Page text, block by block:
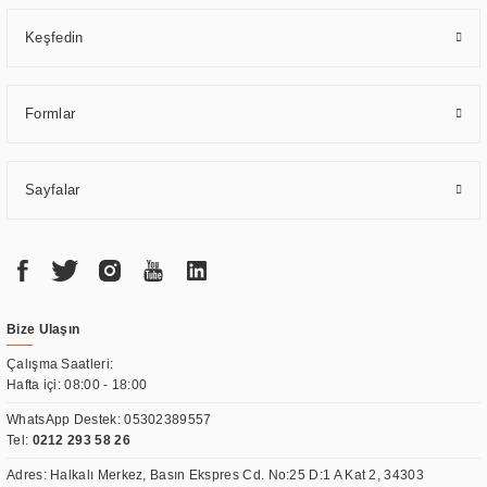
Keşfedin
Formlar
Sayfalar
Bize Ulaşın
Çalışma Saatleri:
Hafta içi: 08:00 - 18:00
WhatsApp Destek:05302389557
Tel: 0212 293 58 26
Adres: Halkalı Merkez, Basın Ekspres Cd. No:25 D:1 A Kat 2, 34303